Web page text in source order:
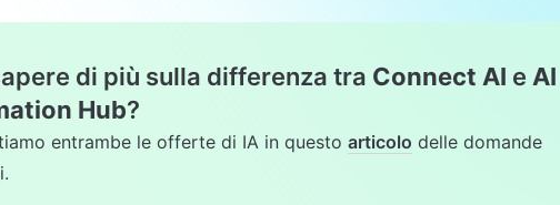
di più sulla differenza tra Connect AI e AI
Hub?
entrambe le offerte di IA in questo articolo delle domande